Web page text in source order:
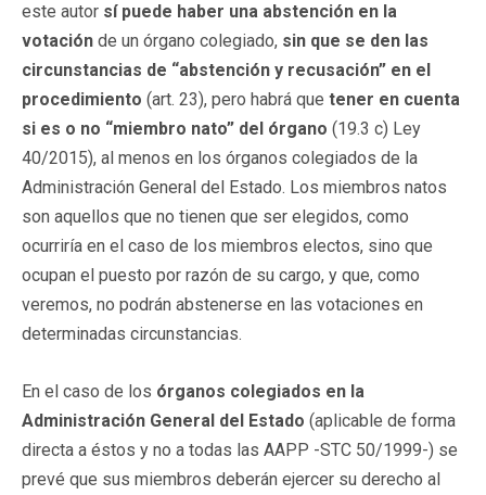
este autor sí puede haber una abstención en la
votación de un órgano colegiado, sin que se den las
circunstancias de “abstención y recusación” en el
procedimiento (art. 23), pero habrá que tener en cuenta
si es o no “miembro nato” del órgano (19.3 c) Ley
40/2015), al menos en los órganos colegiados de la
Administración General del Estado. Los miembros natos
son aquellos que no tienen que ser elegidos, como
ocurriría en el caso de los miembros electos, sino que
ocupan el puesto por razón de su cargo, y que, como
veremos, no podrán abstenerse en las votaciones en
determinadas circunstancias.
En el caso de los órganos colegiados en la
Administración General del Estado (aplicable de forma
directa a éstos y no a todas las AAPP -STC 50/1999-) se
prevé que sus miembros deberán ejercer su derecho al